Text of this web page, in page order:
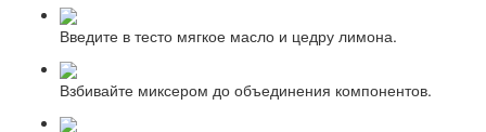
Введите в тесто мягкое масло и цедру лимона.
Взбивайте миксером до объединения компонентов.